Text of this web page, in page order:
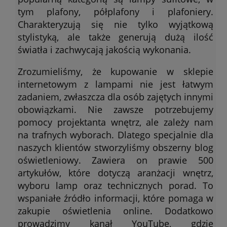
tym plafony, półplafony i plafoniery.
Charakteryzują się nie tylko wyjątkową
stylistyką, ale także generują dużą ilość
światła i zachwycają jakością wykonania.
Zrozumieliśmy, że kupowanie w sklepie
internetowym z lampami nie jest łatwym
zadaniem, zwłaszcza dla osób zajętych innymi
obowiązkami. Nie zawsze potrzebujemy
pomocy projektanta wnętrz, ale zależy nam
na trafnych wyborach. Dlatego specjalnie dla
naszych klientów stworzyliśmy obszerny blog
oświetleniowy. Zawiera on prawie 500
artykułów, które dotyczą aranżacji wnętrz,
wyboru lamp oraz technicznych porad. To
wspaniałe źródło informacji, które pomaga w
zakupie oświetlenia online. Dodatkowo
prowadzimy kanał YouTube, gdzie